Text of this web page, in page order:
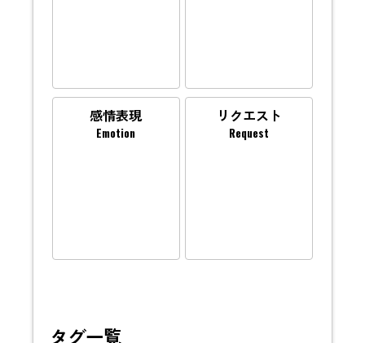
感情表現
Emotion
リクエスト
Request
タグ一覧